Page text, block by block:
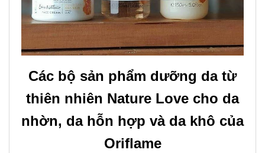
Các bộ sản phẩm dưỡng da từ
thiên nhiên Nature Love cho da
nhờn, da hỗn hợp và da khô của
Oriflame